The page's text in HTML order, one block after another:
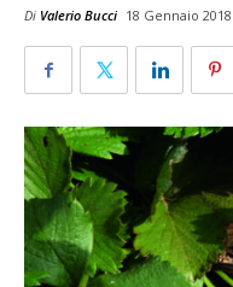
Di Valerio Bucci 18 Gennaio 2018